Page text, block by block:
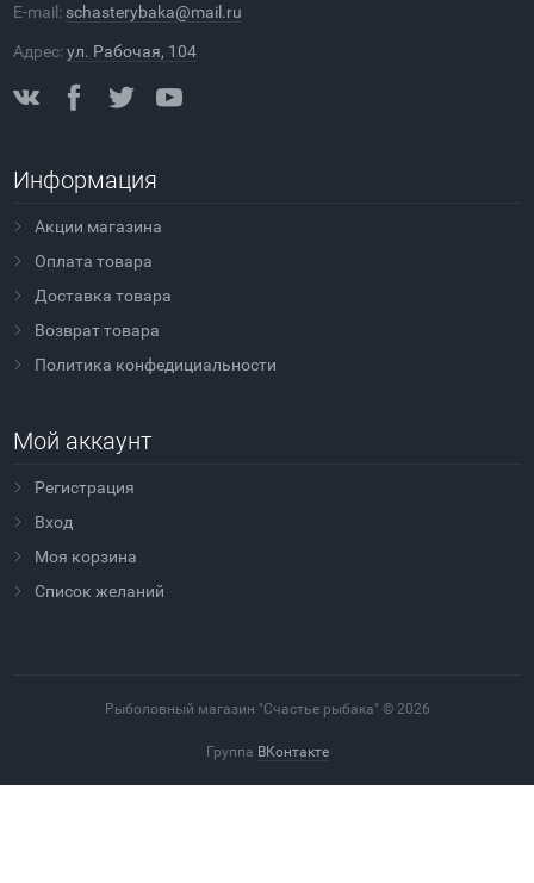
E-mail: schasterybaka@mail.ru
Адрес:ул. Рабочая, 104
Информация
Акции магазина
Оплата товара
Доставка товара
Возврат товара
Политика конфедициальности
Мой аккаунт
Регистрация
Вход
Моя корзина
Cписок желаний
Рыболовный магазин "Счастье рыбака" © 2026
Группа ВКонтакте